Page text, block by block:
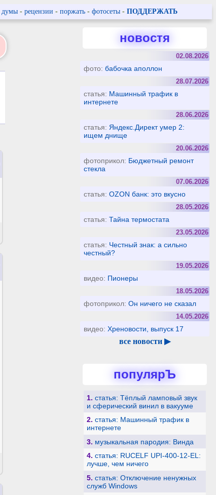
думы- рецензии - поржать- фотосеты - ПОДДЕРЖАТЬ
новостя
02.08.2026
фото:бабочка аполлон
28.07.2026
статья: Машинный трафик в
интернете
28.06.2026
статья: Яндекс.Директ умер 2:
ищем днище
20.06.2026
фотоприкол: Бюджетный ремонт
стекла
07.06.2026
статья:OZON банк: это вкусно
28.05.2026
статья:Тайна термостата
23.05.2026
статья: Честный знак: а сильно
честный?
19.05.2026
видео: Пионеры
18.05.2026
фотоприкол:Он ничего не сказал
14.05.2026
видео:Хреновости, выпуск 17
все новости ▶
популярЪ
1. статья: Тёплый ламповый звук
и сферический винил в вакууме
2. статья: Машинный трафик в
интернете
3. музыкальная пародия: Винда
4. статья: RUCELF UPI-400-12-EL:
лучше, чем ничего
5. статья: Отключение ненужных
служб Windows